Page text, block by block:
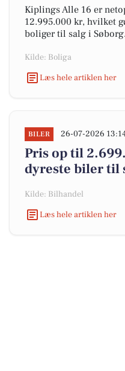
Kiplings Alle 16 er
12.995.000 kr, hvilket
boliger til salg i Søborg.
Kilde: Boliga
Læs hele artiklen her
BILER 26-07-2026
Pris op til
dyreste biler til
Kilde: Bilhandel
Læs hele artiklen her